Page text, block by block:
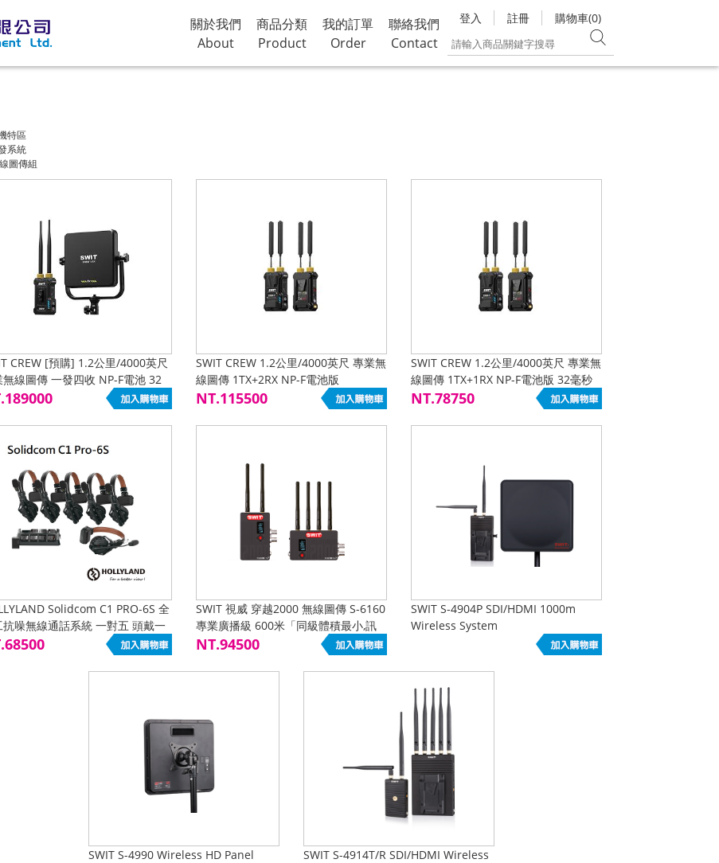
關於我們
About
商品分類
Product
我的訂單
Order
聯絡我們
Contact
登入 註冊 購物車(0)
特區
系統
圖傳組
CREW [預購] 1.2公里/4000英尺
無線圖傳 一發四收 NP-F電池 32
超低延遲
SWIT CREW 1.2公里/4000英尺 專業無
線圖傳 1TX+2RX NP-F電池版
NT.115500
SWIT CREW 1.2公里/4000英尺 專業無
線圖傳 1TX+1RX NP-F電池版 32毫秒
超低延遲
NT.78750
Solidcom C1 PRO-6S 全
抗噪無線通話系統 一對五 頭戴一
麥 公司貨
SWIT 視威 穿越2000 無線圖傳 S-6160
專業廣播級 600米「同級體積最小,訊
號穩定,具備訊號轉換」增強穿牆性 穩
NT.94500
SWIT S-4904P SDI/HDMI 1000m
Wireless System
SWIT S-4990 Wireless HD Panel
SWIT S-4914T/R SDI/HDMI Wireless